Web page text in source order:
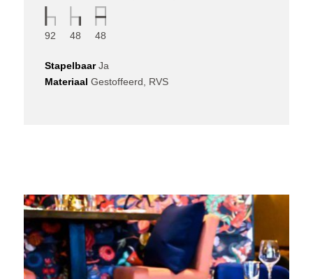
92 48 48
StapelbaarJa
Materiaal Gestoffeerd, RVS